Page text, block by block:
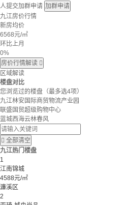
人提交加群申请 加群申请
九江房价行情
新房均价
6568元/㎡
环比上月
0%
房价行情解读 
区域解读
楼盘对比
您浏览过的楼盘 （最多选4项）
九江林安国际商贸物流产业园
联盛国贸超级购物中心
蓝城西海云林春风
 全部清空
九江热门楼盘
1
江南锦城
4588元/㎡
濂溪区
2